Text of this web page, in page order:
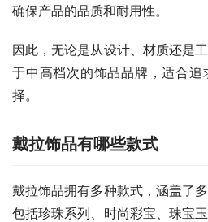
确保产品的品质和耐用性。
因此，无论是从设计、材质还是
于中高档次的饰品品牌，适合
择。
戴拉饰品有哪些款式
戴拉饰品拥有多种款式，涵盖了
包括珍珠系列、时尚彩宝、珠宝